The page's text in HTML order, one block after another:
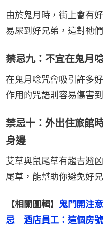
由於鬼月時，街上會有
易尿到好兄弟，這對祂
禁忌九：不宜在鬼月
在鬼月唸咒會吸引許多
作用的咒語則容易傷害
禁忌十：外出住旅館
身邊
艾草與鼠尾草有趨吉避
尾草，能幫助你避免好
【相關圖輯】 鬼門開注
忌　酒店員工：這個房